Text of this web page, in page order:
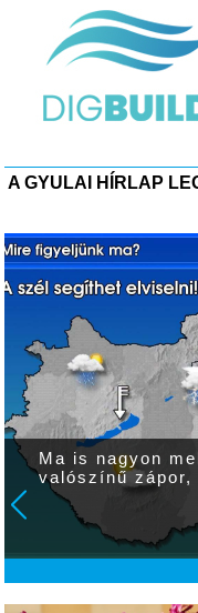
A GYULAI HÍRLAP
Ma is nagyon
valószínű zápor,